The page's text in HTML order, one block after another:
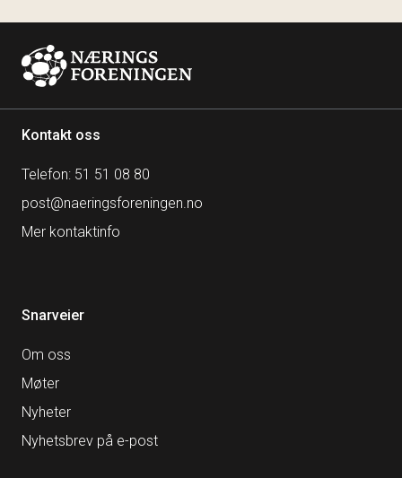
Kontakt oss
Telefon: 51 51 08 80
post@naeringsforeningen.no
Mer kontaktinfo
Snarveier
Om oss
Møter
Nyheter
Nyhetsbrev på e-post